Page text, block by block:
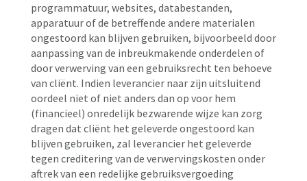
programmatuur, websites, databestanden,
apparatuur of de betreffende andere materialen
ongestoord kan blijven gebruiken, bijvoorbeeld door
aanpassing van de inbreukmakende onderdelen of
door verwerving van een gebruiksrecht ten behoeve
van cliënt. Indien leverancier naar zijn uitsluitend
oordeel niet of niet anders dan op voor hem
(financieel) onredelijk bezwarende wijze kan zorg
dragen dat cliënt het geleverde ongestoord kan
blijven gebruiken, zal leverancier het geleverde
tegen creditering van de verwervingskosten onder
aftrek van een redelijke gebruiksvergoeding